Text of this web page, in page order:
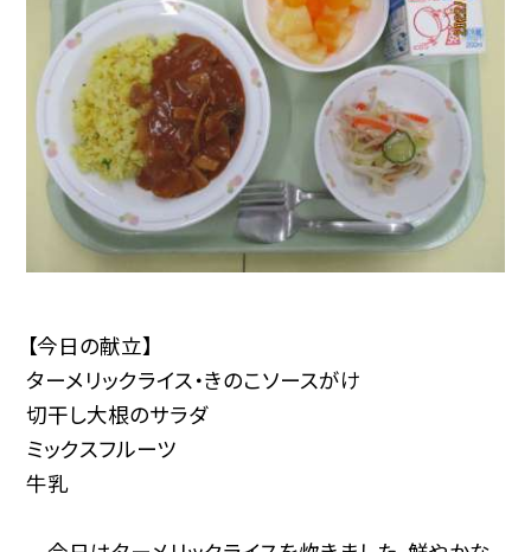
【今日の献立】
ターメリックライス・きのこソースがけ
切干し大根のサラダ
ミックスフルーツ
牛乳